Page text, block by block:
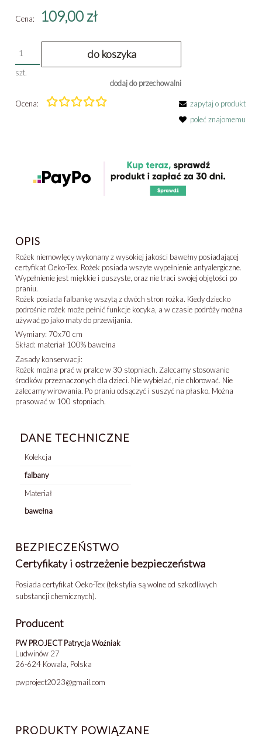
Cena: 109,00 zł
szt.
do koszyka
dodaj do przechowalni
Ocena:
zapytaj o produkt
poleć znajomemu
OPIS
Rożek niemowlęcy wykonany z wysokiej jakości bawełny posiadającej
certyfikat Oeko-Tex. Rożek posiada wszyte wypełnienie antyalergiczne.
Wypełnienie jest miękkie i puszyste, oraz nie traci swojej objętości po
praniu.
Rożek posiada falbankę wszytą z dwóch stron rożka. Kiedy dziecko
podrośnie rożek może pełnić funkcje kocyka, a w czasie podróży można
używać go jako maty do przewijania.
Wymiary: 70x70 cm
Skład: materiał 100% bawełna
Zasady konserwacji:
Rożek można prać w pralce w 30 stopniach. Zalecamy stosowanie
środków przeznaczonych dla dzieci. Nie wybielać, nie chlorować. Nie
zalecamy wirowania. Po praniu odsączyć i suszyć na płasko. Można
prasować w 100 stopniach.
DANE TECHNICZNE
Kolekcja
falbany
Materiał
bawełna
BEZPIECZEŃSTWO
Certyfikaty i ostrzeżenie bezpieczeństwa
Posiada certyfikat Oeko-Tex (tekstylia są wolne od szkodliwych
substancji chemicznych).
Producent
PW PROJECT Patrycja Woźniak
Ludwinów 27
26-624 Kowala, Polska
pwproject2023@gmail.com
PRODUKTY POWIĄZANE